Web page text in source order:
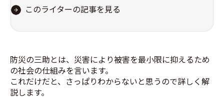
このライターの記事を見る
防災の三助とは、災害により被害を最小限に抑えるため
の社会の仕組みを言います。
これだけだと、さっぱりわからないと思うので詳しく解
説します。